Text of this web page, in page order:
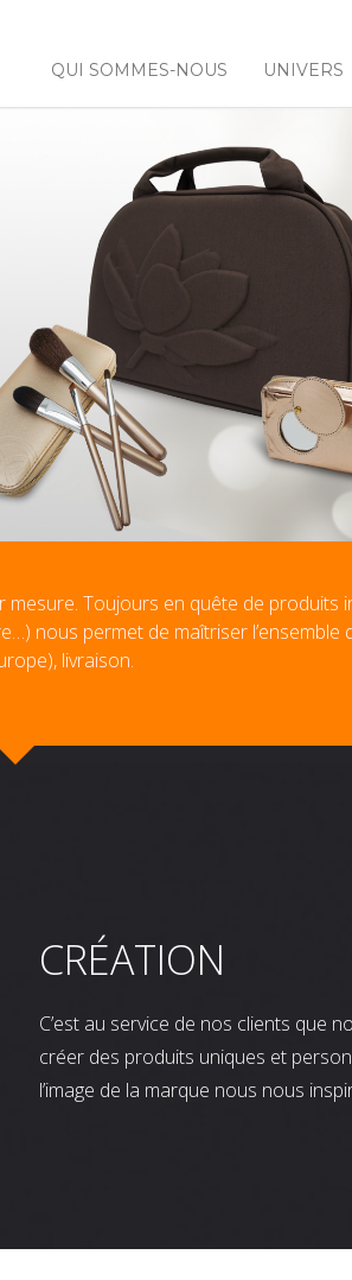
QUI SOMMES-NOUS UNIVERS
Toujours en quête de
nous permet de maîtriser
livraison.
CRÉATION
C’est au service de nos clients que
créer des produits uniques et
l’image de la marque nous nous